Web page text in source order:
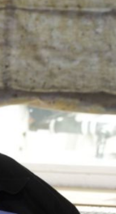
αντιπολιτευτική αφασία
αποφάσεων από
ΣΚΕΨΕΙΣ
Κοινωνικό Δαρβινισμό